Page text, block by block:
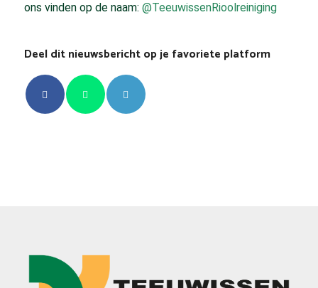
ons vinden op de naam: @TeeuwissenRioolreiniging
Deel dit nieuwsbericht op je favoriete platform